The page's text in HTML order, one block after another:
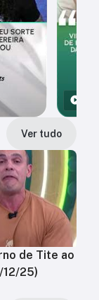
Ver tudo
de Tite ao
12/25)